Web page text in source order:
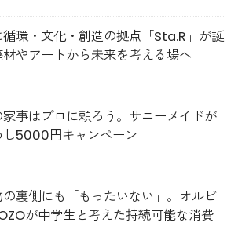
環・文化・創造の拠点「Sta.R」が誕
材やアートから未来を考える場へ
事はプロに頼ろう。サニーメイドが
し5000円キャンペーン
の裏側にも「もったいない」。オルビ
が中学生と考えた持続可能な消費